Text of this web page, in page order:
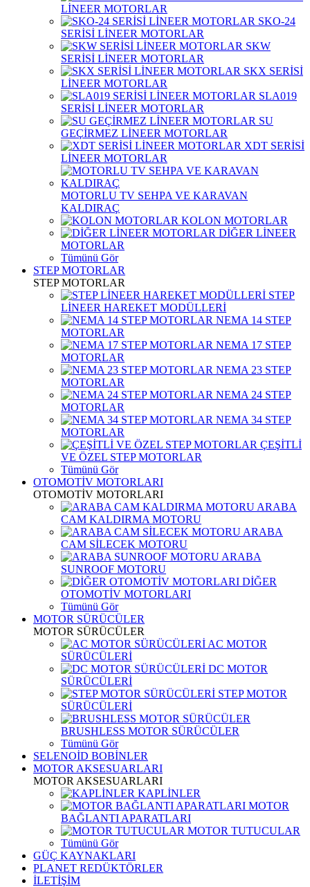
LİNEER MOTORLAR
SKO-24
SERİSİ LİNEER MOTORLAR
SKW
SERİSİ LİNEER MOTORLAR
SKX SERİSİ
LİNEER MOTORLAR
SLA019
SERİSİ LİNEER MOTORLAR
SU
GEÇİRMEZ LİNEER MOTORLAR
XDT SERİSİ
LİNEER MOTORLAR
MOTORLU TV SEHPA VE KARAVAN
KALDIRAÇ
KOLON MOTORLAR
DİĞER LİNEER
MOTORLAR
Tümünü Gör
STEP MOTORLAR
STEP MOTORLAR
STEP
LİNEER HAREKET MODÜLLERİ
NEMA 14 STEP
MOTORLAR
NEMA 17 STEP
MOTORLAR
NEMA 23 STEP
MOTORLAR
NEMA 24 STEP
MOTORLAR
NEMA 34 STEP
MOTORLAR
ÇEŞİTLİ
VE ÖZEL STEP MOTORLAR
Tümünü Gör
OTOMOTİV MOTORLARI
OTOMOTİV MOTORLARI
ARABA
CAM KALDIRMA MOTORU
ARABA
CAM SİLECEK MOTORU
ARABA
SUNROOF MOTORU
DİĞER
OTOMOTİV MOTORLARI
Tümünü Gör
MOTOR SÜRÜCÜLER
MOTOR SÜRÜCÜLER
AC MOTOR
SÜRÜCÜLERİ
DC MOTOR
SÜRÜCÜLERİ
STEP MOTOR
SÜRÜCÜLERİ
BRUSHLESS MOTOR SÜRÜCÜLER
Tümünü Gör
SELENOİD BOBİNLER
MOTOR AKSESUARLARI
MOTOR AKSESUARLARI
KAPLİNLER
MOTOR
BAĞLANTI APARATLARI
MOTOR TUTUCULAR
Tümünü Gör
GÜÇ KAYNAKLARI
PLANET REDÜKTÖRLER
İLETİŞİM